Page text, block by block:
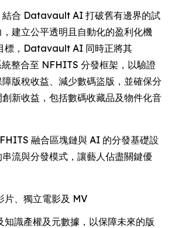
結合 Datavault AI 打破舊有邊界的試
建立公平透明且自動化的盈利化機
標，Datavault AI 同時正將其
整合至 NFHITS 分發框架，以驗證
版稅收益、減少數碼盜版，並確保分
新收益，包括數碼收藏品及物件化音
融合區塊鏈與 AI 的分發基礎設
流與分發模式，讓藝人佔盡關鍵優
片、獨立電影及 MV
知識產權及元數據，以保障未來的版